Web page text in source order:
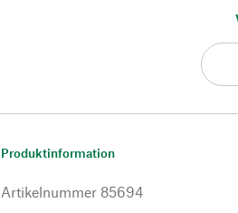
Produktinformation
Artikelnummer 85694